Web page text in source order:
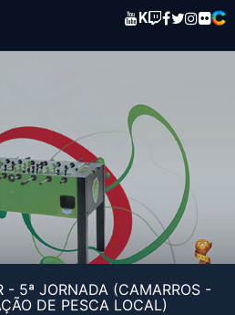
K
- 5ª JORNADA (CAMARROS -
DE PESCA LOCAL)